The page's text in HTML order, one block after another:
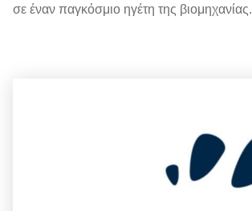
σε έναν παγκόσμιο ηγέτη της βιομηχανίας.